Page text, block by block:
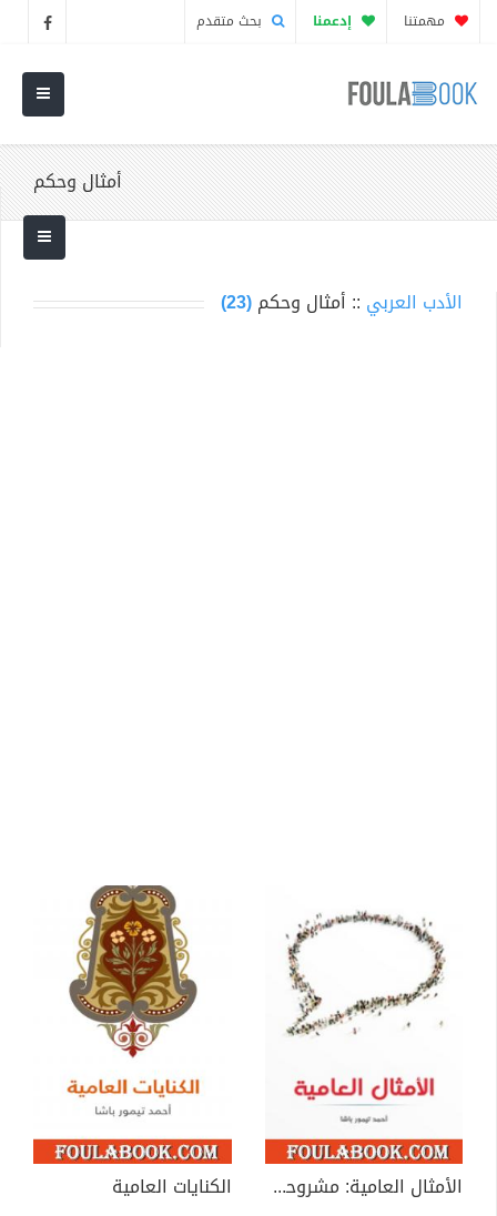
مهمتنا إدعمنا بحث متقدم
أمثال وحكم
الأدب العربي :: أمثال وحكم(23)
الأمثال العامية: مشروحة ومرتبة حسب الحرف الأول من المثل
الكنايات العامية